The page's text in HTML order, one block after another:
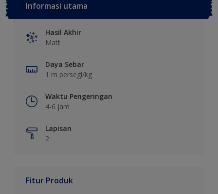
Informasi utama
Hasil Akhir
Matt
Daya Sebar
1 m persegi/kg
Waktu Pengeringan
4-6 jam
Lapisan
2
Fitur Produk